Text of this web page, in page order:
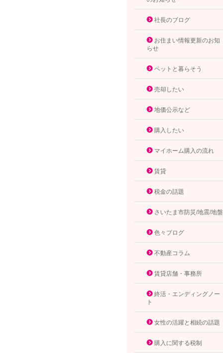
社長のブログ
お住まい情報更新のお知
らせ
ペットと暮らそう
売却したい
地価公示など
購入したい
マイホーム購入の流れ
賃貸
税金の話題
さいたま市防災/地震/地盤
色々ブログ
不動産コラム
賃貸店舗・事務所
終活・エンディングノー
ト
女性の活躍と相続の話題
購入に関する税制